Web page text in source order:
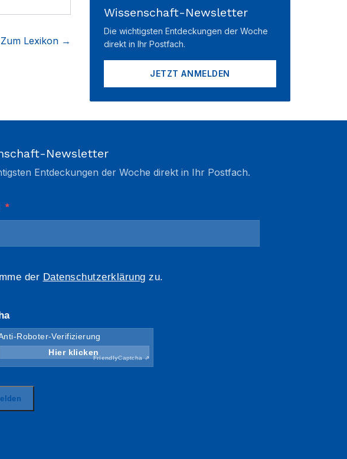
Zum Lexikon →
Wissenschaft-Newsletter
Die wichtigsten Entdeckungen der Woche
direkt in Ihr Postfach.
JETZT ANMELDEN
Newsletter
Entdeckungen der Woche direkt in Ihr Postfach.